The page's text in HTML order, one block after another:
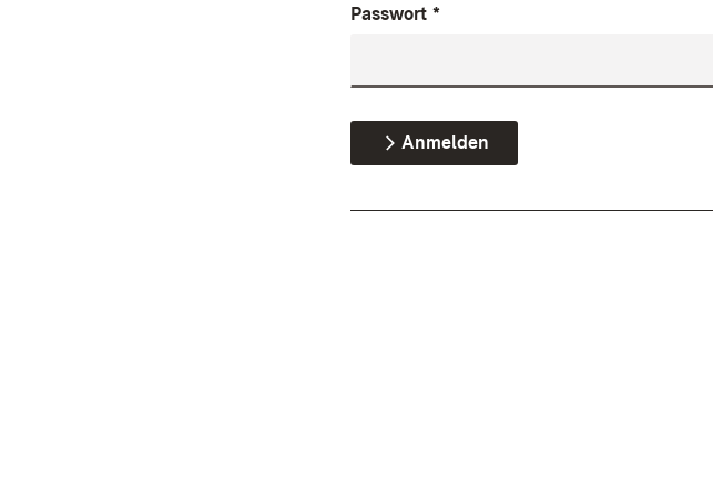
Passwort *
Anmelden